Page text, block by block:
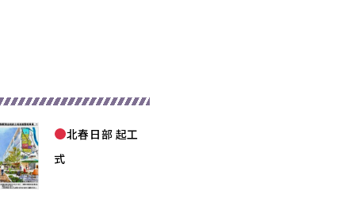
北春日部 起工
式